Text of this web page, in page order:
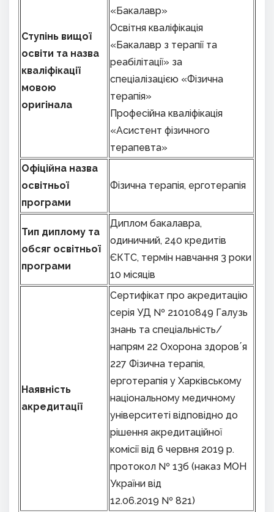
Ступінь вищої
освіти та назва
кваліфікації
мовою
оригінала
«Бакалавр»
Освітня кваліфікація
«Бакалавр з терапії та
реабілітації» за
спеціалізацією «Фізична
терапія»
Професійна кваліфікація
«Асистент фізичного
терапевта»
Офіційна назва
освітньої
програми
Фізична терапія, ерготерапія
Тип диплому та
обсяг освітньої
програми
Диплом бакалавра,
одиничний, 240 кредитів
ЄКТС, термін навчання 3 роки
10 місяців
Наявність
акредитації
Сертифікат про акредитацію
серія УД № 21010849 Галузь
знань та спеціальність/
напрям 22 Охорона здоров΄я
227 Фізична терапія,
ерготерапія у Харківському
національному медичному
університеті відповідно до
рішення акредитаційної
комісії від 6 червня 2019 р.
протокол № 13б (наказ МОН
України від
12.06.2019 № 821)